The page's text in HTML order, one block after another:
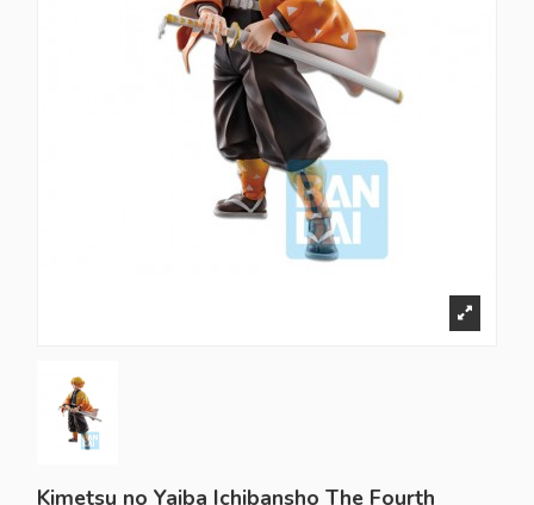
Kimetsu no Yaiba Ichibansho The Fourth